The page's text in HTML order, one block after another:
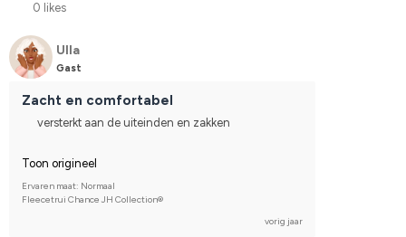
0 likes
Ulla
Gast
Zacht en comfortabel
versterkt aan de uiteinden en zakken
Toon origineel
Ervaren maat: Normaal
Fleecetrui Chance JH Collection®
vorig jaar